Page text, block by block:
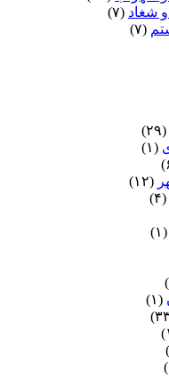
شغاد (۷)
(۷)
(۲۹)
(۱)
(۱۲)
(۴)
(۱)
(۱)